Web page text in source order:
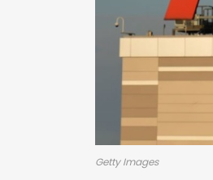
Getty Images